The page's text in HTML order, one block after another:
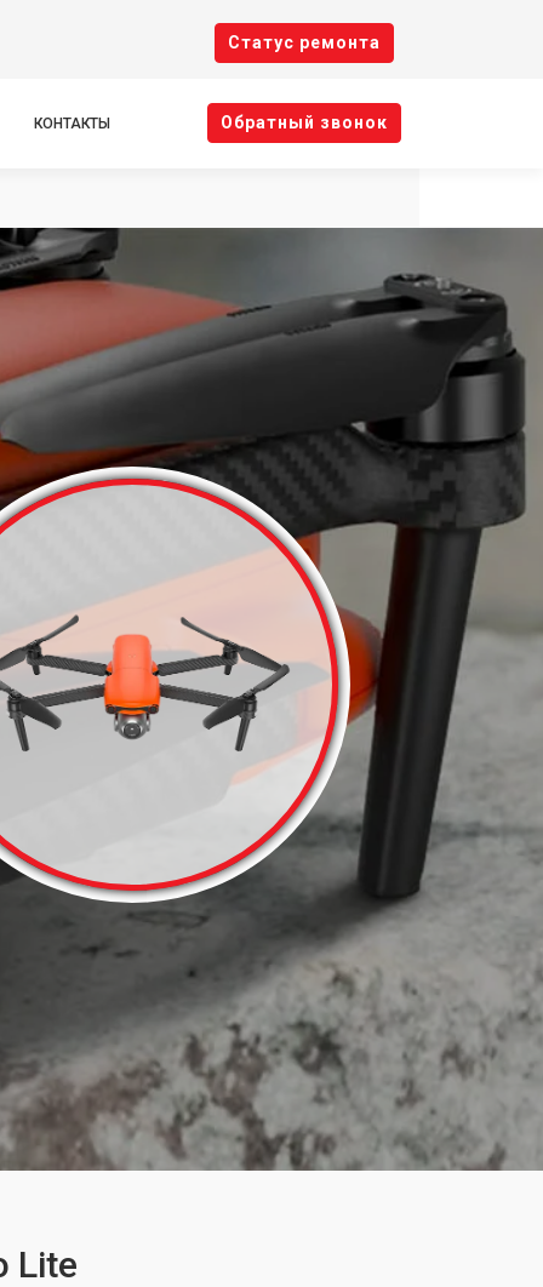
Cтатус ремонта
КОНТАКТЫ Oбратный звонок
Lite